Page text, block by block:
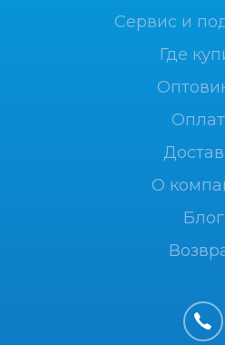
О
Блог
Сервис и
Где